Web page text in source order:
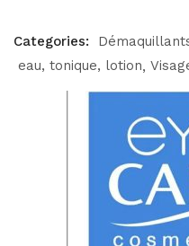
Categories:
eau, tonique, lotion